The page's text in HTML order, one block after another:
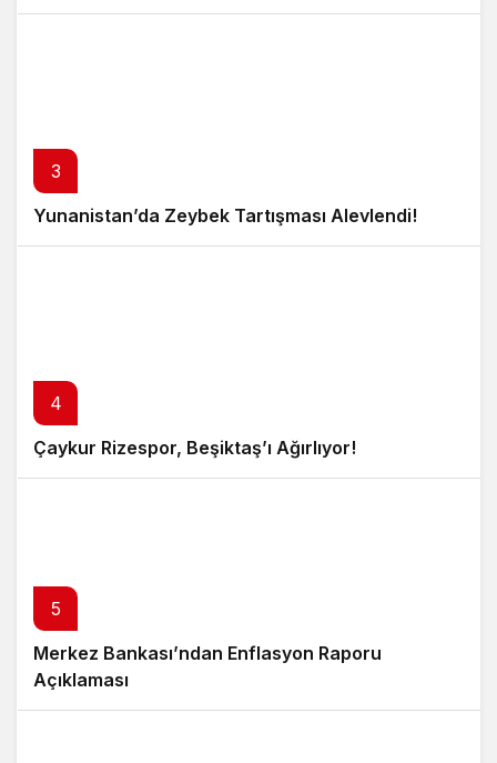
3
Yunanistan’da Zeybek Tartışması Alevlendi!
4
Çaykur Rizespor, Beşiktaş’ı Ağırlıyor!
5
Merkez Bankası’ndan Enflasyon Raporu
Açıklaması